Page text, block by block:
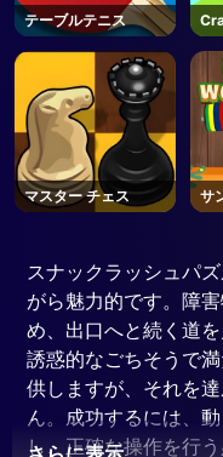
テーブルテニス
マスター チェス サ
スナックラッシュパ
がら魅力的です。障
め、出口へと続く道
誘惑的なごちそうで
供しますが、それを
ん。成功するには、
し、正確な操作を行